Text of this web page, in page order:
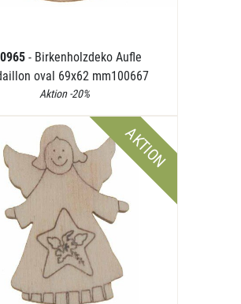
- Birkenholzdeko Aufle
oval 69x62 mm100667
Aktion -20%
AKTION